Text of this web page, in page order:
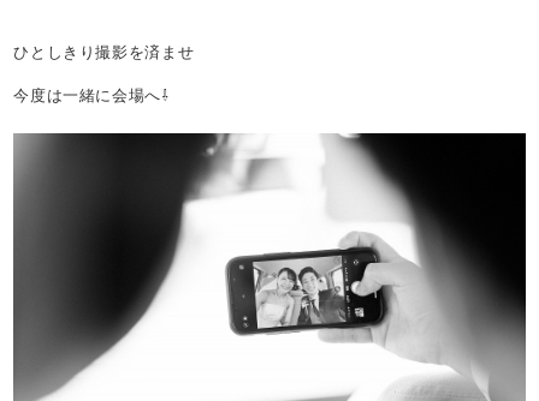
ひとしきり撮影を済ませ
今度は一緒に会場へ⇩